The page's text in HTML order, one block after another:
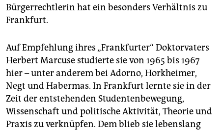
Bürgerrechtlerin hat ein besonders Verhältnis zu
Frankfurt.
Auf Empfehlung ihres „Frankfurter“ Doktorvaters
Herbert Marcuse studierte sie von 1965 bis 1967
hier – unter anderem bei Adorno, Horkheimer,
Negt und Habermas. In Frankfurt lernte sie in der
Zeit der entstehenden Studentenbewegung,
Wissenschaft und politische Aktivität, Theorie und
Praxis zu verknüpfen. Dem blieb sie lebenslang